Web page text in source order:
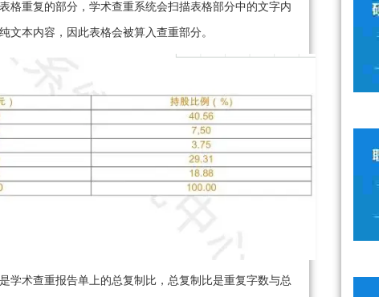
格重复的部分，学术查重系统会扫描表格部分中的文字内
本内容，因此表格会被算入查重部分。
学术查重报告单上的总复制比，总复制比是重复字数与总